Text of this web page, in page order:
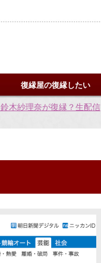
復縁屋の復縁したい
木紗理奈が復縁？生配信